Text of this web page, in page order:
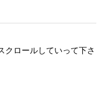
クロールしていって下さ